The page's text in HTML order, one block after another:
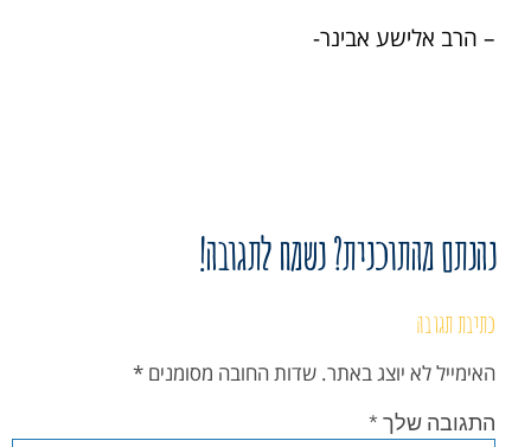
– הרב אלישע אבינר-
נהנתם מהתוכנית? נשמח לתגובה!
כתיבת תגובה
האימייל לא יוצג באתר. שדות החובה מסומנים *
התגובה שלך *